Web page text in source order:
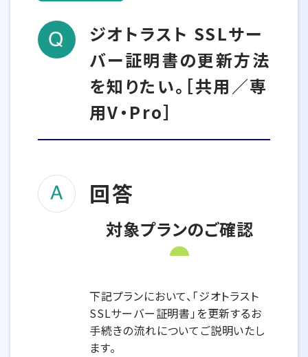
ジオトラスト SSLサー
バー証明書の更新方法
を知りたい。［共用／専
用V・Pro］
回答
対象プランのご確認
下記プランにおいて、「ジオトラスト
SSLサーバー証明書」を更新するお
手続きの流れについてご説明いたし
ます。